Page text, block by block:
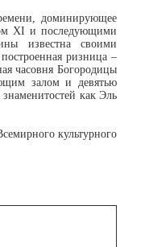
доминирующее
XI и последующими
известна своими
ризница –
часовня Богородицы
залом и девятью
как Эль
культурного